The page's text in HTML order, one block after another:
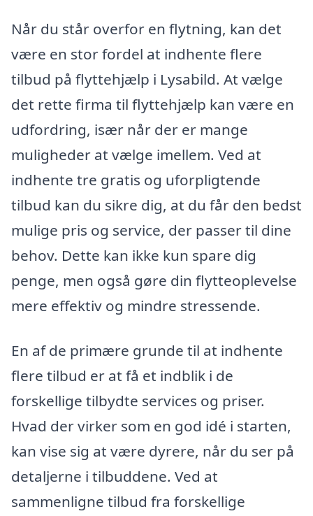
Når du står overfor en flytning, kan det
være en stor fordel at indhente flere
tilbud på flyttehjælp i Lysabild. At vælge
det rette firma til flyttehjælp kan være en
udfordring, især når der er mange
muligheder at vælge imellem. Ved at
indhente tre gratis og uforpligtende
tilbud kan du sikre dig, at du får den bedst
mulige pris og service, der passer til dine
behov. Dette kan ikke kun spare dig
penge, men også gøre din flytteoplevelse
mere effektiv og mindre stressende.
En af de primære grunde til at indhente
flere tilbud er at få et indblik i de
forskellige tilbydte services og priser.
Hvad der virker som en god idé i starten,
kan vise sig at være dyrere, når du ser på
detaljerne i tilbuddene. Ved at
sammenligne tilbud fra forskellige